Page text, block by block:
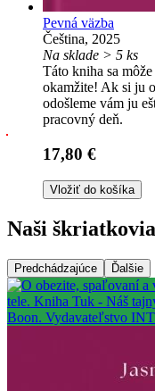
Pevná väzba
Čeština, 2025
Na sklade > 5 ks
Táto kniha sa
okamžite! Ak si ju
odošleme vám ju
pracovný deň.
17,80 €
Vložiť do košíka
Naši
Predchádzajúce Ďalšie